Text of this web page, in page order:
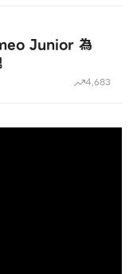
Junior 為
4,683